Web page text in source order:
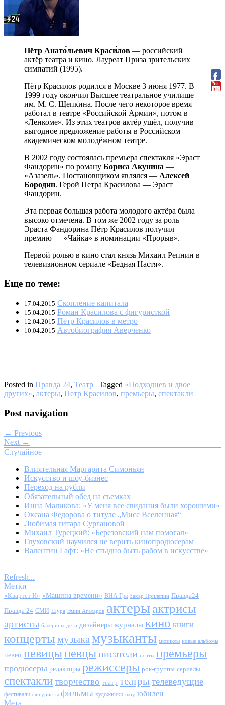
Пётр Анато́льевич Краси́лов — российский
актёр театра и кино. Лауреат Приза зрительских
симпатий (1995).
Пётр Красилов родился в Москве 3 июня 1977. В
1999 году окончил Высшее театральное училище
им. М. С. Щепкина. После чего некоторое время
работал в театре «Российской Армии», потом в
«Ленкоме». Из этих театров актёр ушёл, получив
выгодное предложение работы в Российском
академическом молодёжном театре.
В 2002 году состоялась премьера спектакля «Эраст
Фандорин» по роману Бориса Акунина —
«Азазель». Постановщиком являлся — Алексей
Бородин. Герой Петра Красилова — Эраст
Фандорин.
Эта первая большая работа молодого актёра была
высоко отмечена. В том же 2002 году за роль
Эраста Фандорина Пётр Красилов получил
премию — «Чайка» в номинации «Прорыв».
Первой ролью в кино стал князь Михаил Репнин в
телевизионном сериале «Бедная Настя».
Еще по теме:
17.04.2015 Скопление капитала
15.04.2015 Роман Красилова с фигуристкой
12.04.2015 Петр Красилов в метро
10.04.2015 Автобиография Аверченко
Posted in Правда 24, Театр | Tagged «Подходцев и двое
других», актеры, Петр Красилов, премьеры, спектакли |
Post navigation
← Previous
Next →
Случайное
Влиятельная Маргарита Симоньян
Искусство и шоу-бизнес
Переход на рубли
Обязательный обед на съемках
Инна Маликова: «У меня все свидания были хорошими»
Оксана Федорова о титуле „Мисс Вселенная“
Любимая гитара Сургановой
Михаил Турецкий: «Березовский нам помогал»
Глуховский научился не верить кинопродюсерам
Валентин Гафт: «Не стыдно быть рабом в искусстве»
Refresh...
Метки
«Квартет И» «Машина времени» ВИА Гра Захар Прилепин Правда24
Правда 24 СМИ Шура Эмин Агаларов актерыактрисы
артисты балерины дети дизайнеры журналы кино книги
концерты музыка музыканты мюзиклы новые альбомы
певец певицыпевцыписатели поэты премьеры
продюсеры редакторы режиссеры рок-группы сериалы
спектаклитворчество театр театрытелеведущие
фестивали фигуристы фильмы художники шоу юбилеи
Мета